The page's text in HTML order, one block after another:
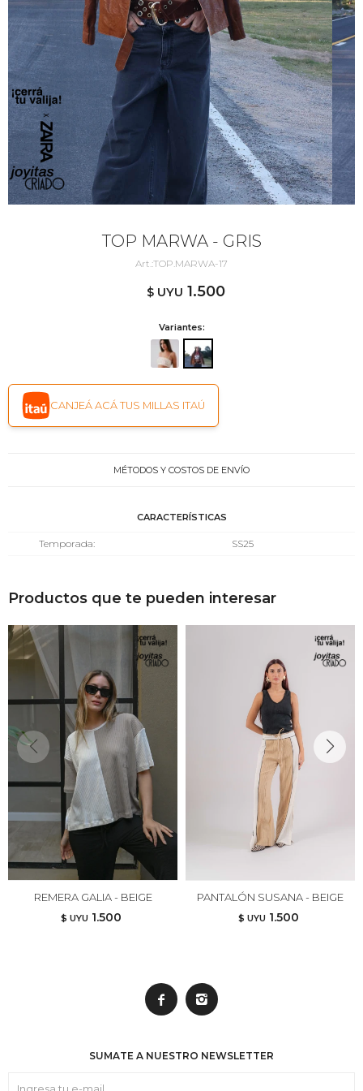
TOP MARWA - GRIS
TOP.MARWA-17
$ UYU 1.500
Variantes:
CANJEÁ ACÁ TUS MILLAS ITAÚ
MÉTODOS Y COSTOS DE ENVÍO
CARACTERÍSTICAS
Temporada SS25
Productos que te pueden interesar
REMERA GALIA - BEIGE
$ UYU 1.500
PANTALÓN SUSANA - BEIGE
$ UYU 1.500
 
SUMATE A NUESTRO NEWSLETTER